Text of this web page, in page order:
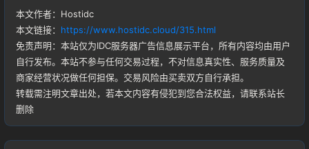
本文作者：Hostidc
本文链接： https://www.hostidc.cloud/315.html
免责声明：本站仅为IDC服务器广告信息展示平台，所有内容均由用户
自行发布。本站不参与任何交易过程，不对信息真实性、服务质量及
商家经营状况做任何担保。交易风险由买卖双方自行承担。
转载需注明文章出处，若本文内容有侵犯到您合法权益，请联系站长
删除
记住登录 忘记密码?
登录